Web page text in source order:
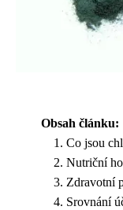
Obsah článku:
Co jsou
Nutriční
Zdravotní
Srovnání